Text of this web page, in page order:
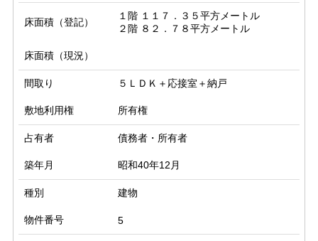
床面積（登記）
１階 １１７．３５平方メートル
２階 ８２．７８平方メートル
床面積（現況）
間取り ５ＬＤＫ＋応接室＋納戸
敷地利用権 所有権
占有者 債務者・所有者
築年月 昭和40年12月
種別 建物
物件番号 5